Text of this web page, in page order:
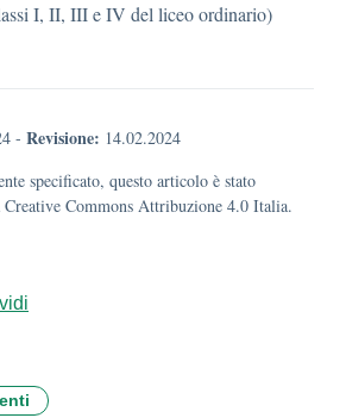
I, II, III e IV del liceo ordinario)
- Revisione: 14.02.2024
specificato, questo articolo è stato
Commons Attribuzione 4.0 Italia.